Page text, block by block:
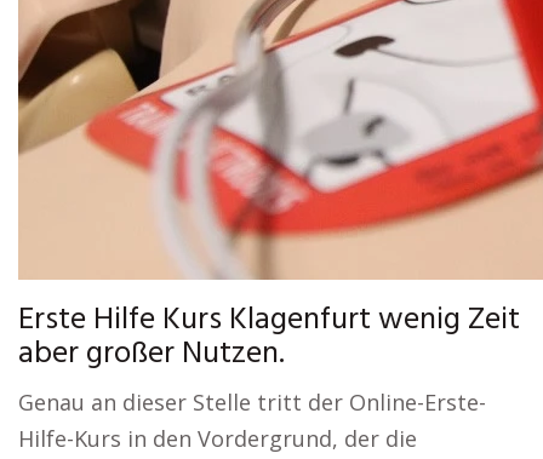
Erste Hilfe Kurs Klagenfurt wenig Zeit
aber großer Nutzen.
Genau an dieser Stelle tritt der Online-Erste-
Hilfe-Kurs in den Vordergrund, der die